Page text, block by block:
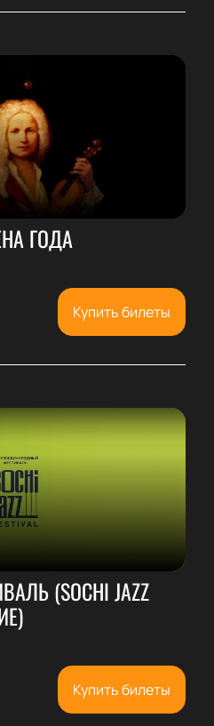
ГОДА
Купить билеты
(SOCHI JAZZ
Купить билеты